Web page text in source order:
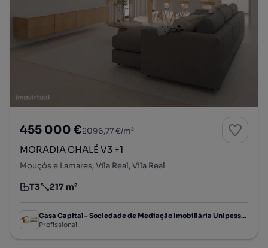
455 000 €2096,77 €/m²
MORADIA CHALÉ V3 +1
Mouçós e Lamares, Vila Real, Vila Real
Tipologia
T3
Preço por metro quadrado
217 m²
Casa Capital - Sociedade de Mediação Imobiliária Unipessoal, Lda
Profissional